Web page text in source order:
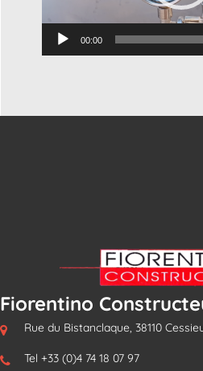
00:00
Fiorentino
Rue du Bistanclaque, 38110
Tel +33 (0)4 74 18 07 97